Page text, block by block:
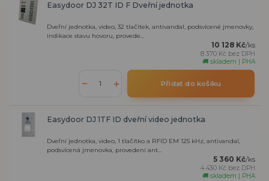
Easydoor DJ 32T ID F Dveřní jednotka
Dveřní jednotka, video, 32 tlačítek, antivandal, podsvícené jmenovky,
indikace stavu hovoru, provede...
10 128 Kč/ks
8 370 Kč bez DPH
🚚 skladem | PHA
Přidat do košíku
Easydoor DJ 1TF ID dveřní video jednotka
Dveřní jednotka, video, 1 tlačítko a RFID EM 125 kHz, antivandal,
podsvícená jmenovka, provedení ant...
5 360 Kč/ks
4 430 Kč bez DPH
🚚 skladem | PHA